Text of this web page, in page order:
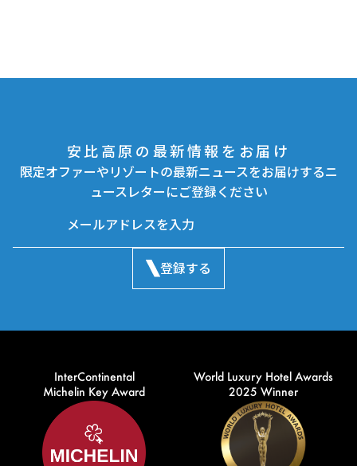
安比高原の最新情報をお届け
限定オファーやリゾートの最新ニュースをお届けするニ
ュースレターにご登録ください
登録する
InterContinental
Michelin Key Award
World Luxury Hotel Awards
2025 Winner